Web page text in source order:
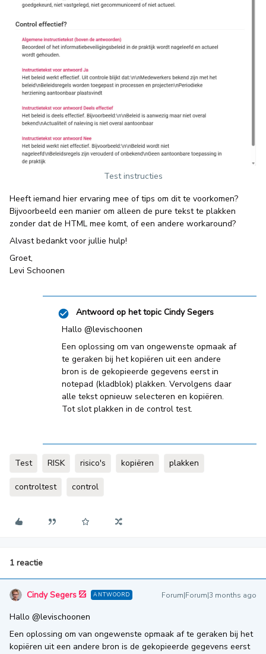
Test instructies
Heeft iemand hier ervaring mee of tips om dit te voorkomen?
Bijvoorbeeld een manier om alleen de pure tekst te plakken
zonder dat de HTML mee komt, of een andere workaround?
Alvast bedankt voor jullie hulp!
Groet,
Levi Schoonen
Antwoord op het topic Cindy Segers
Hallo ​ @levischoonen
Een oplossing om van ongewenste opmaak af
te geraken bij het kopiëren uit een andere
bron is de gekopieerde gegevens eerst in
notepad (kladblok) plakken. Vervolgens daar
alle tekst opnieuw selecteren en kopiëren.
Tot slot plakken in de control test.
Test RISK risico's kopiëren plakken
controltest control
1 reactie
Cindy Segers ANTWOORD Forum|Forum|3 months ago
Hallo ​ @levischoonen
Een oplossing om van ongewenste opmaak af te geraken bij het
kopiëren uit een andere bron is de gekopieerde gegevens eerst